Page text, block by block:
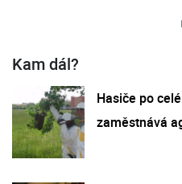
Kam dál?
Hasiče po
zaměstnává